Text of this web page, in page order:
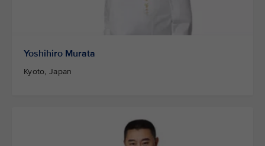
Yoshihiro Murata
Kyoto, Japan